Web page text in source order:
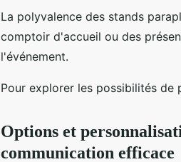
La polyvalence des stands
comptoir d'accueil ou des
l'événement.
Pour explorer les possibilités de
Options et
communication efficace